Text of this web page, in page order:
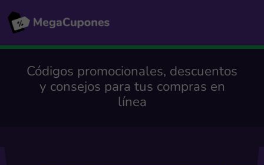
Códigos promocionales, descuentos
y consejos para tus compras en
línea